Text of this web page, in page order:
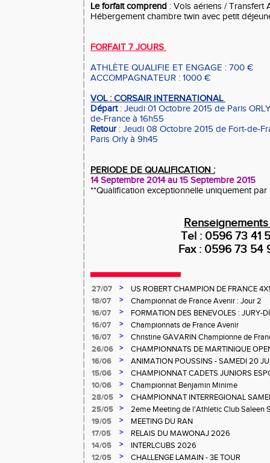
Le forfait comprend : Vols aériens /
Hébergement chambre twin avec petit
FORFAIT 7 JOURS
ATHLÈTE QUALIFIE ET ENGAGE : 700 €
ACCOMPAGNATEUR : 1000 €
VOL : CORSAIR INTERNATIONAL
Départ : Jeudi 01 Octobre 2015 de Paris
de-France à 16h55
Retour: Jeudi 08 Octobre 2015 de Fort-de-
Paris Orly à 9h45
PERIODE DE QUALIFICATION :
14 Septembre 2014 au 15 Septembre 2015
**Qualification exceptionnelle uniquement par
Tel : 0596 73 41
Fax : 0596 73 54
27/07 >
US ROBERT CHAMPION DE FRANCE
18/07
>
Championnat de France Avenir : Jour 2
16/07
>
FORMATION DES BENEVOLES : JURY-
16/07
>
Championnats de France Avenir
16/07
>
Christine GAVARIN Championne de
26/06
>
CHAMPIONNATS DE MARTINIQUE
16/06
>
ANIMATION POUSSINS - SAMEDI 20
15/06
>
CHAMPIONNAT CADETS JUNIORS
10/06
>
Championnat Benjamin Minime
28/05
>
CHAMPIONNAT INTERREGIONAL
Gosier
25/05 >
2eme Meeting de l'Athletic Club Saleen
19/05
>
MEETING DU RAN
17/05
>
RELAIS DU MAWONAJ 2026
14/05
>
INTERLCUBS 2026
12/05
>
CHALLENGE LAMAIN - 3E TOUR